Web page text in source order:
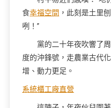
食幸福空間 ，此刻是土里
咧！”
黨的二十年夜吹響了
度的沖鋒號，走農業古代
增、動力更足。
系統櫃工廠直營